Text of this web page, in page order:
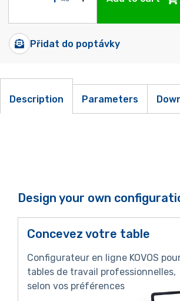
Přidat do poptávky
Description Parameters
Design your own
Concevez votre table
Configurateur en ligne KOVOS
tables de travail professionnelles,
selon vos préférences